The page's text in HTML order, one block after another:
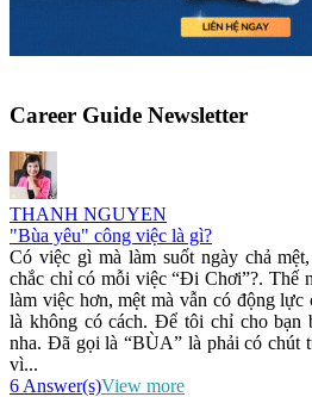
Career Guide Newsletter
THANH NGUYEN
"Bùa yêu" công việc là gì?
Có việc gì mà làm suốt ngày chả
chắc chỉ có mỗi việc “Đi Chơi”?. Thế
làm việc hơn, mệt mà vẫn có động lực
là không có cách. Để tôi chỉ cho bạn
nha. Đã gọi là “BÙA” là phải có chút
vì...
6 Answer(s)View more